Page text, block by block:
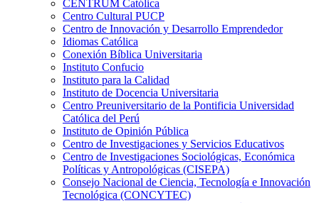
CENTRUM Católica
Centro Cultural PUCP
Centro de Innovación y Desarrollo Emprendedor
Idiomas Católica
Conexión Bíblica Universitaria
Instituto Confucio
Instituto para la Calidad
Instituto de Docencia Universitaria
Centro Preuniversitario de la Pontificia Universidad
Católica del Perú
Instituto de Opinión Pública
Centro de Investigaciones y Servicios Educativos
Centro de Investigaciones Sociológicas, Económica
Políticas y Antropológicas (CISEPA)
Consejo Nacional de Ciencia, Tecnología e Innovación
Tecnológica (CONCYTEC)